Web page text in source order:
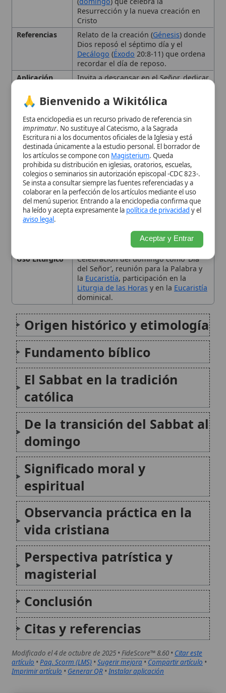
de misericordia.
Patrística (San Gregorio Magno,San
Agustín,
magisterial (Concilio de Trento,
Catecismo de la Iglesia Católica,
encíclica
Dies Domini de Juan Pablo II,
VaticanoII,Benedicto XVI).
Origen Proviene del hebreo shabbat, que
significa ‘cesación’ o ‘reposo’; práctica
la legislación mosaica, con posibles
raíces babilónicas.
Tipo
Término teológico
Uso Litúrgico Celebración del domingo como ‘Día
del Señor’, reunión para la Palabra y
laEucaristía, participación en la
Liturgia de las Horasy en laEucaristía
dominical.
Origen histórico y etimología
Fundamento bíblico
El Sabbat en la tradición
católica
De la transición del Sabbat al
Significado moral y
espiritual
Observancia práctica en la
vida cristiana
Perspectiva patrística y
magisterial
Conclusión
Citas y referencias
Modificado el 4 de octubre de 2025 •
artículo•Paq. Scorm (LMS)•Sugerir mejora•Compartir artículo•
Imprimir artículo Generar QR• Instalar aplicación
La Orden de Piaristas, oficialmente conocida
como la Congregación de las Escuelas Pías o
Clerigos Regulares de las Escuelas Pías de la
Madre de Dios, es una orden religiosa
católica fundada en el siglo XVII por San José
de Calasanz...
C.S. Lewis
Clive Staples Lewis (1898-1963) es una de las
figuras cristianas más influyentes del siglo XX
por su capacidad para comunicar la fe con
rigor intelectual y fuerza imaginativa.
Aunque no fue un teólogo de oficio, su obra -
especialmente en torno...
Esta enciclopedia es un recurso privado de referencia sin
. No sustituye al Catecismo, a la Sagrada
Escritura ni a los documentos oficiales de la Iglesia y está
destinada únicamente a la estudio personal. El borrador de
los artículos se compone con Magisterium. Queda
prohibida su distribución en iglesias, oratorios, escuelas,
colegios o seminarios sin autorización episcopal -CDC 823-.
Se insta a consultar siempre las fuentes referenciadas y a
colaborar en la perfección de los artículos mediante el uso
del menú superior. Entrando a la enciclopedia confirma que
aviso legal